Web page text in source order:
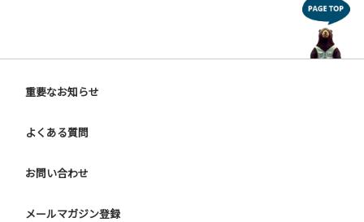
重要なお知らせ
よくある質問
お問い合わせ
メールマガジン登録